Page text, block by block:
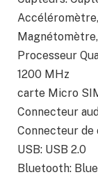
Processeur
1200 MHz
carte Micro
Connecteur
Connecteur de
USB: USB 2.0
Bluetooth: